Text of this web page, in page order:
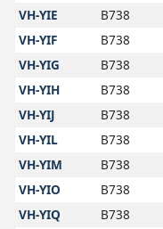
VH-YIE
B738
VH-YIF
B738
VH-YIG
B738
VH-YIH
B738
VH-YIJ
B738
VH-YIL
B738
VH-YIM
B738
VH-YIO
B738
VH-YIQ
B738